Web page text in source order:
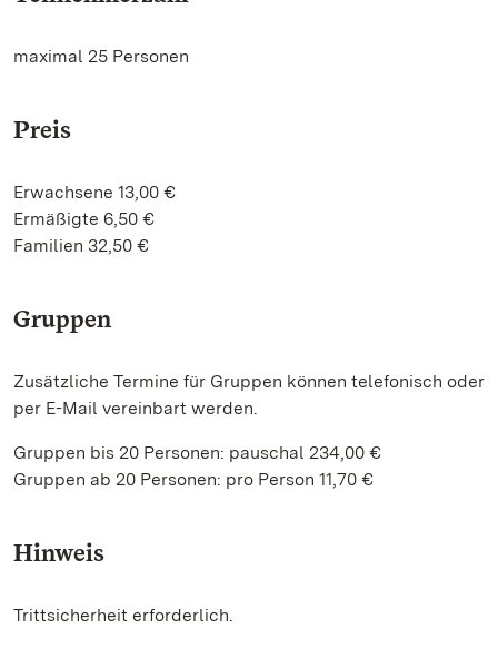
maximal 25 Personen
Preis
Erwachsene 13,00 €
Ermäßigte 6,50 €
Familien 32,50 €
Gruppen
Zusätzliche Termine für Gruppen können telefonisch oder
per E-Mail vereinbart werden.
Gruppen bis 20 Personen: pauschal 234,00 €
Gruppen ab 20 Personen: pro Person 11,70 €
Hinweis
Trittsicherheit erforderlich.